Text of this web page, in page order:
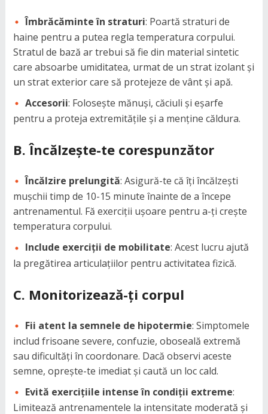
Îmbrăcăminte în straturi: Poartă straturi de
haine pentru a putea regla temperatura corpului.
Stratul de bază ar trebui să fie din material sintetic
care absoarbe umiditatea, urmat de un strat izolant și
un strat exterior care să protejeze de vânt și apă.
Accesorii: Folosește mănuși, căciuli și eșarfe
pentru a proteja extremitățile și a menține căldura.
B. Încălzește-te corespunzător
Încălzire prelungită: Asigură-te că îți încălzești
mușchii timp de 10-15 minute înainte de a începe
antrenamentul. Fă exerciții ușoare pentru a-ți crește
temperatura corpului.
Include exerciții de mobilitate: Acest lucru ajută
la pregătirea articulațiilor pentru activitatea fizică.
C. Monitorizează-ți corpul
Fii atent la semnele de hipotermie: Simptomele
includ frisoane severe, confuzie, oboseală extremă
sau dificultăți în coordonare. Dacă observi aceste
semne, oprește-te imediat și caută un loc cald.
Evită exercițiile intense în condiții extreme:
Limitează antrenamentele la intensitate moderată și